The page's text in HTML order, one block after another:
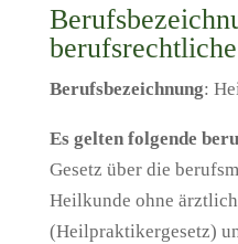
Berufsbezeichnung:
Es gelten folgende
Gesetz über die
Heilkunde ohne
(Heilpraktikergesetz)